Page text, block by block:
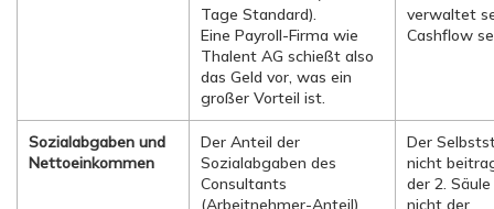
Tage Standard).
Eine Payroll-Firma wie
Thalent AG schießt also
das Geld vor, was ein
großer Vorteil ist.
verwaltet
Cashflow
Sozialabgaben und
Nettoeinkommen
Der Anteil der
Sozialabgaben des
Consultants
(Arbeitnehmer-Anteil)
Der
nicht
der 2.
nicht der